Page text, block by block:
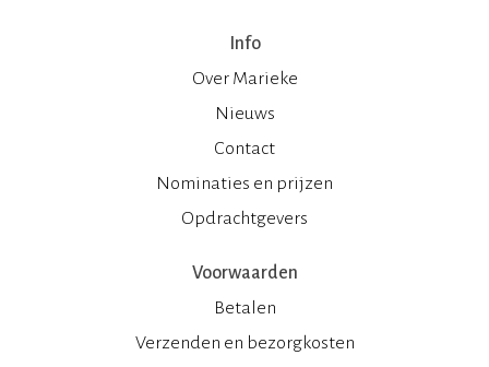
Info
Over Marieke
Nieuws
Contact
Nominaties en prijzen
Opdrachtgevers
Voorwaarden
Betalen
Verzenden en bezorgkosten